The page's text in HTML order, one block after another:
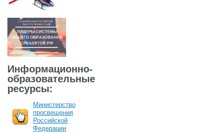
Информационно-
образовательные
ресурсы:
Министерство
просвещения
Российской
Федерации